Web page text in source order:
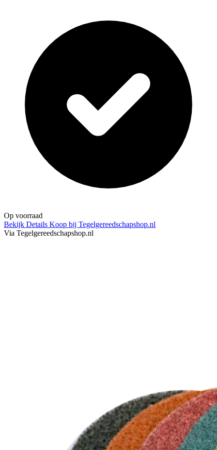
Op voorraad
Bekijk Details Koop bij Tegelgereedschapshop.nl
Via Tegelgereedschapshop.nl